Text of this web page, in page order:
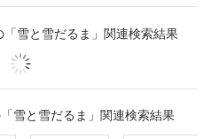
「雪と雪だるま」関連検索結果
雪と雪だるま」関連検索結果